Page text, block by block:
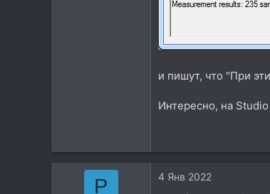
и пишут, что "При
Интересно, на
P 4 Янв 2022